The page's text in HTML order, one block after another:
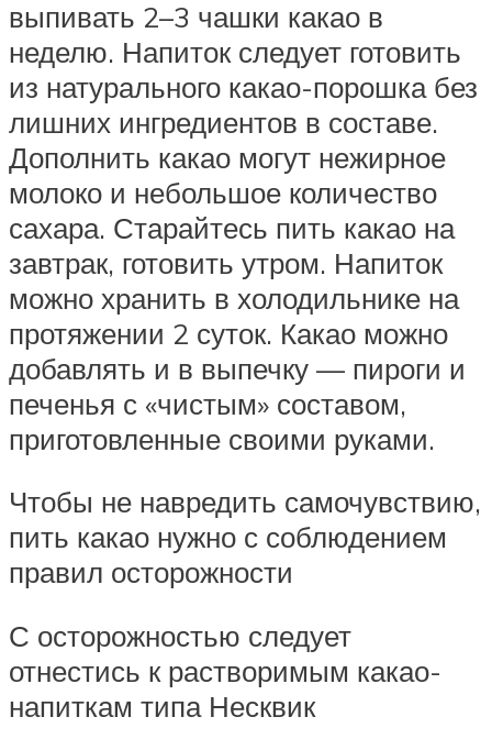
выпивать 2–3 чашки какао в
неделю. Напиток следует готовить
из натурального какао-порошка без
лишних ингредиентов в составе.
Дополнить какао могут нежирное
молоко и небольшое количество
сахара. Старайтесь пить какао на
завтрак, готовить утром. Напиток
можно хранить в холодильнике на
протяжении 2 суток. Какао можно
добавлять и в выпечку — пироги и
печенья с «чистым» составом,
приготовленные своими руками.
Чтобы не навредить самочувствию,
пить какао нужно с соблюдением
правил осторожности
С осторожностью следует
отнестись к растворимым какао-
напиткам типа Несквик